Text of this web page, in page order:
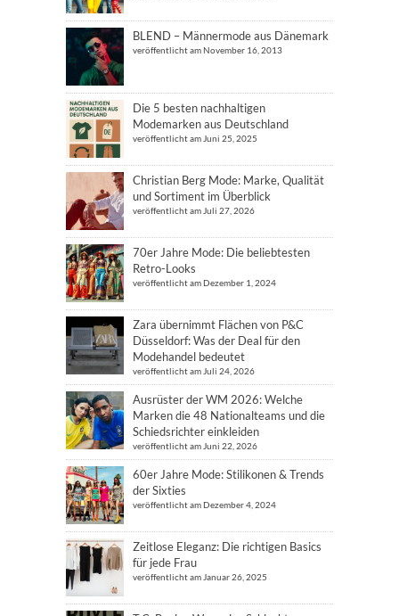
BLEND – Männermode aus Dänemark
veröffentlicht am November 16, 2013
Die 5 besten nachhaltigen
Modemarken aus Deutschland
veröffentlicht am Juni 25, 2025
Christian Berg Mode: Marke, Qualität
und Sortiment im Überblick
veröffentlicht am Juli 27, 2026
70er Jahre Mode: Die beliebtesten
Retro-Looks
veröffentlicht am Dezember 1, 2024
Zara übernimmt Flächen von P&C
Düsseldorf: Was der Deal für den
Modehandel bedeutet
veröffentlicht am Juli 24, 2026
Ausrüster der WM 2026: Welche
Marken die 48 Nationalteams und die
Schiedsrichter einkleiden
veröffentlicht am Juni 22, 2026
60er Jahre Mode: Stilikonen & Trends
der Sixties
veröffentlicht am Dezember 4, 2024
Zeitlose Eleganz: Die richtigen Basics
für jede Frau
veröffentlicht am Januar 26, 2025